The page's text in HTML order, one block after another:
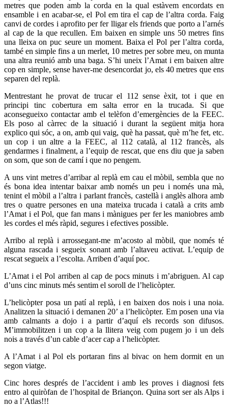
metres que poden amb la corda en la qual estàvem encordats en
ensamble i en acabar-se, el Pol em tira el cap de l’altra corda. Faig
canvi de cordes i aprofito per fer lligar els friends que porto a l’arnés
al cap de la que recullen. Em baixen en simple uns 50 metres fins
una lleixa on puc seure un moment. Baixa el Pol per l’altra corda,
també en simple fins a un merlet, 10 metres per sobre meu, on munta
una altra reunió amb una baga. S’hi uneix l’Amat i em baixen altre
cop en simple, sense haver-me desencordat jo, els 40 metres que ens
separen del replà.
Mentrestant he provat de trucar el 112 sense èxit, tot i que en
principi tinc cobertura em salta error en la trucada. Si que
aconsegueixo contactar amb el telèfon d’emergències de la FEEC.
Els poso al càrrec de la situació i durant la següent mitja hora
explico qui sóc, a on, amb qui vaig, què ha passat, què m’he fet, etc.
un cop i un altre a la FEEC, al 112 català, al 112 francès, als
gendarmes i finalment, a l’equip de rescat, que ens diu que ja saben
on som, que son de camí i que no pengem.
A uns vint metres d’arribar al replà em cau el mòbil, sembla que no
és bona idea intentar baixar amb només un peu i només una mà,
tenint el mòbil a l’altra i parlant francès, castellà i anglès alhora amb
tres o quatre persones en una mateixa trucada i català a crits amb
l’Amat i el Pol, que fan mans i mànigues per fer les maniobres amb
les cordes el més ràpid, segures i efectives possible.
Arribo al replà i arrossegant-me m’acosto al mòbil, que només té
alguna rascada i segueix sonant amb l’altaveu activat. L’equip de
rescat segueix a l’escolta. Arriben d’aquí poc.
L’Amat i el Pol arriben al cap de pocs minuts i m’abriguen. Al cap
d’uns cinc minuts més sentim el soroll de l’helicòpter.
L’helicòpter posa un patí al replà, i en baixen dos nois i una noia.
Analitzen la situació i demanen 20’ a l’helicòpter. Em posen una via
amb calmants a dojo i a partir d’aquí els records son difusos.
M’immobilitzen i un cop a la llitera veig com pugem jo i un dels
nois a través d’un cable d’acer cap a l’helicòpter.
A l’Amat i al Pol els portaran fins al bivac on hem dormit en un
segon viatge.
Cinc hores després de l’accident i amb les proves i diagnosi fets
entro al quiròfan de l’hospital de Briançon. Quina sort ser als Alps i
no a l’Atlas!!!